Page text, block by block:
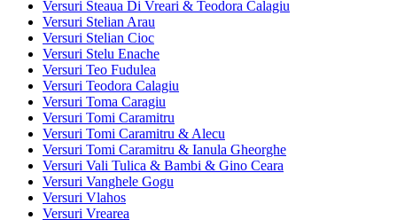
Versuri Steaua Di Vreari & Teodora Calagiu
Versuri Stelian Arau
Versuri Stelian Cioc
Versuri Stelu Enache
Versuri Teo Fudulea
Versuri Teodora Calagiu
Versuri Toma Caragiu
Versuri Tomi Caramitru
Versuri Tomi Caramitru & Alecu
Versuri Tomi Caramitru & Ianula Gheorghe
Versuri Vali Tulica & Bambi & Gino Ceara
Versuri Vanghele Gogu
Versuri Vlahos
Versuri Vrearea